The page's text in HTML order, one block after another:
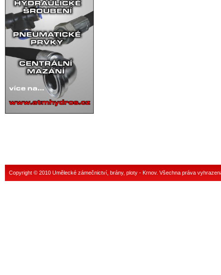
Copyright © 2010 Umělecké zámečnictví, brány, ploty - Krnov. Všechna práva